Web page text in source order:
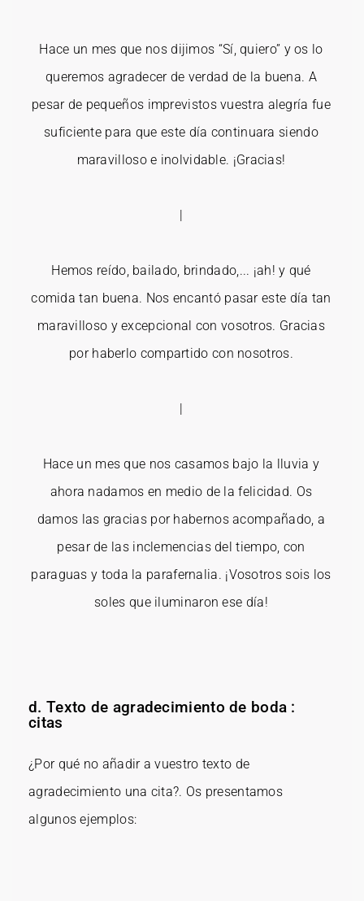
Hace un mes que nos dijimos “Sí, quiero” y os lo
queremos agradecer de verdad de la buena. A
pesar de pequeños imprevistos vuestra alegría fue
suficiente para que este día continuara siendo
maravilloso e inolvidable. ¡Gracias!
|
Hemos reído, bailado, brindado,... ¡ah! y qué
comida tan buena. Nos encantó pasar este día tan
maravilloso y excepcional con vosotros. Gracias
por haberlo compartido con nosotros.
|
Hace un mes que nos casamos bajo la lluvia y
ahora nadamos en medio de la felicidad. Os
damos las gracias por habernos acompañado, a
pesar de las inclemencias del tiempo, con
paraguas y toda la parafernalia. ¡Vosotros sois los
soles que iluminaron ese día!
d. Texto de agradecimiento de boda :
citas
¿Por qué no añadir a vuestro texto de
agradecimiento una cita?. Os presentamos
algunos ejemplos: